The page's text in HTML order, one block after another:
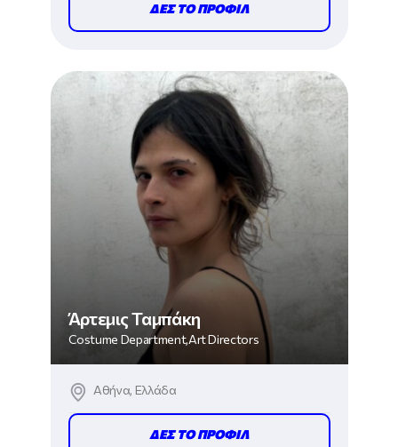
ΔΕΣ ΤΟ ΠΡΟΦΙΛ
Άρτεμις Ταμπάκη
Costume Department,Art Directors
Αθήνα, Ελλάδα
ΔΕΣ ΤΟ ΠΡΟΦΙΛ